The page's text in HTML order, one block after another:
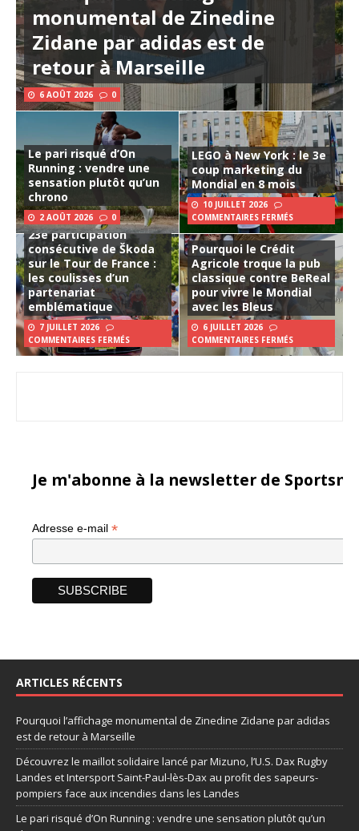
monumental de Zinedine
Zidane par adidas est de
retour à Marseille
6 AOÛT 2026 0
Le pari risqué d’On
Running : vendre une
sensation plutôt qu’un
chrono
2 AOÛT 2026 0
LEGO à New York : le 3e
coup marketing du
Mondial en 8 mois
10 JUILLET 2026
COMMENTAIRES FERMÉS
23e participation
consécutive de Škoda
sur le Tour de France :
les coulisses d’un
partenariat
emblématique
7 JUILLET 2026
COMMENTAIRES FERMÉS
Pourquoi le Crédit
Agricole troque la pub
classique contre BeReal
pour vivre le Mondial
avec les Bleus
6 JUILLET 2026
COMMENTAIRES FERMÉS
Je m'abonne à la newsletter de
Adresse e-mail *
ARTICLES RÉCENTS
Pourquoi l’affichage monumental de Zinedine Zidane par adidas
est de retour à Marseille
Découvrez le maillot solidaire lancé par Mizuno, l’U.S. Dax Rugby
Landes et Intersport Saint-Paul-lès-Dax au profit des sapeurs-
pompiers face aux incendies dans les Landes
Le pari risqué d’On Running : vendre une sensation plutôt qu’un